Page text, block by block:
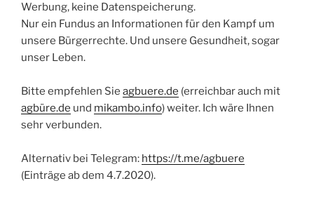
Werbung, keine Datenspeicherung.
Nur ein Fundus an Informationen für den Kampf um
unsere Bürgerrechte. Und unsere Gesundheit, sogar
unser Leben.
Bitte empfehlen Sie agbuere.de (erreichbar auch mit
agbüre.de und mikambo.info) weiter. Ich wäre Ihnen
sehr verbunden.
Alternativ bei Telegram: https://t.me/agbuere
(Einträge ab dem 4.7.2020).